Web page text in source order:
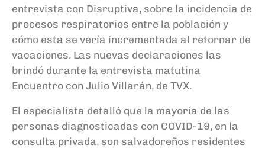
entrevista con Disruptiva, sobre la incidencia de
procesos respiratorios entre la población y
cómo esta se vería incrementada al retornar de
vacaciones. Las nuevas declaraciones las
brindó durante la entrevista matutina
Encuentro con Julio Villarán, de TVX.
El especialista detalló que la mayoría de las
personas diagnosticadas con COVID-19, en la
consulta privada, son salvadoreños residentes